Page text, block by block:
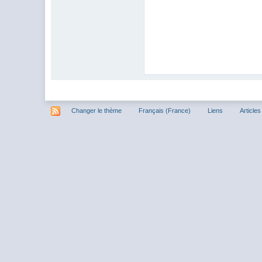
Changer le thème Français (France) Liens Articles